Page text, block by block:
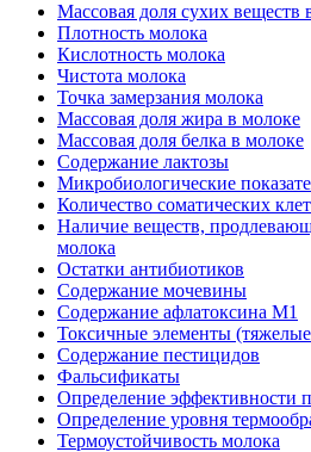
Массовая доля сухих веществ
Плотность молока
Кислотность молока
Чистота молока
Точка замерзания молока
Массовая доля жира в молоке
Массовая доля белка в молоке
Содержание лактозы
Микробиологические
Количество соматических
Наличие веществ,
молока
Остатки антибиотиков
Содержание мочевины
Содержание афлатоксина М1
Токсичные элементы
Содержание пестицидов
Фальсификаты
Определение эффективности
Определение уровня
Термоустойчивость молока